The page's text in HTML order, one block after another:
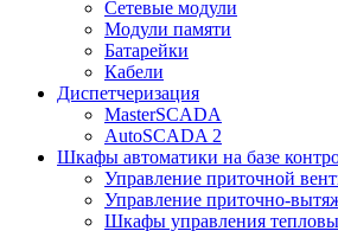
Сетевые модули
Модули памяти
Батарейки
Кабели
Диспетчеризация
MasterSCADA
AutoSCADA 2
Шкафы автоматики на базе
Управление приточной
Управление приточно-
Шкафы управления